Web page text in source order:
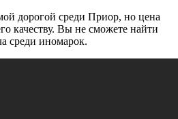
дорогой среди Приор, но цена
качеству. Вы не сможете найти
среди иномарок.